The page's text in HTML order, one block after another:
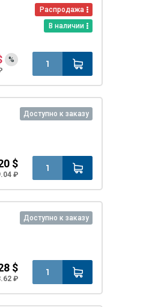
Распродажа
В наличии
%
Доступно к заказу
$
₽
Доступно к заказу
$
₽